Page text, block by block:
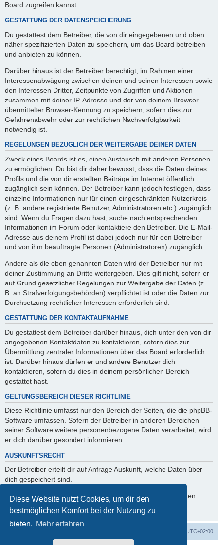
Diese Website nutzt Cookies, um dir den
bestmöglichen Komfort bei der Nutzung zu
bieten. Mehr erfahren
Board zugreifen kannst.
GESTATTUNG DER DATENSPEICHERUNG
Du gestattest dem Betreiber, die von dir eingegebenen und oben
näher spezifizierten Daten zu speichern, um das Board betreiben
und anbieten zu können.
Darüber hinaus ist der Betreiber berechtigt, im Rahmen einer
Interessenabwägung zwischen deinen und seinen Interessen sowie
den Interessen Dritter, Zeitpunkte von Zugriffen und Aktionen
zusammen mit deiner IP-Adresse und der von deinem Browser
übermittelter Browser-Kennung zu speichern, sofern dies zur
Gefahrenabwehr oder zur rechtlichen Nachverfolgbarkeit
notwendig ist.
REGELUNGEN BEZÜGLICH DER WEITERGABE DEINER DATEN
Zweck eines Boards ist es, einen Austausch mit anderen Personen
zu ermöglichen. Du bist dir daher bewusst, dass die Daten deines
Profils und die von dir erstellten Beiträge im Internet öffentlich
zugänglich sein können. Der Betreiber kann jedoch festlegen, dass
einzelne Informationen nur für einen eingeschränkten Nutzerkreis
(z. B. andere registrierte Benutzer, Administratoren etc.) zugänglich
sind. Wenn du Fragen dazu hast, suche nach entsprechenden
Informationen im Forum oder kontaktiere den Betreiber. Die E-Mail-
Adresse aus deinem Profil ist dabei jedoch nur für den Betreiber
und von ihm beauftragte Personen (Administratoren) zugänglich.
Andere als die oben genannten Daten wird der Betreiber nur mit
deiner Zustimmung an Dritte weitergeben. Dies gilt nicht, sofern er
auf Grund gesetzlicher Regelungen zur Weitergabe der Daten (z.
B. an Strafverfolgungsbehörden) verpflichtet ist oder die Daten zur
Durchsetzung rechtlicher Interessen erforderlich sind.
GESTATTUNG DER KONTAKTAUFNAHME
Du gestattest dem Betreiber darüber hinaus, dich unter den von dir
angegebenen Kontaktdaten zu kontaktieren, sofern dies zur
Übermittlung zentraler Informationen über das Board erforderlich
ist. Darüber hinaus dürfen er und andere Benutzer dich
kontaktieren, sofern du dies in deinem persönlichen Bereich
gestattet hast.
GELTUNGSBEREICH DIESER RICHTLINIE
Diese Richtlinie umfasst nur den Bereich der Seiten, die die phpBB-
Software umfassen. Sofern der Betreiber in anderen Bereichen
seiner Software weitere personenbezogene Daten verarbeitet, wird
er dich darüber gesondert informieren.
AUSKUNFTSRECHT
Der Betreiber erteilt dir auf Anfrage Auskunft, welche Daten über
dich gespeichert sind.
Du kannst jederzeit die Löschung bzw. Sperrung deiner Daten
verlangen. Kontaktiere hierzu bitte den Betreiber.
UTC+02:00